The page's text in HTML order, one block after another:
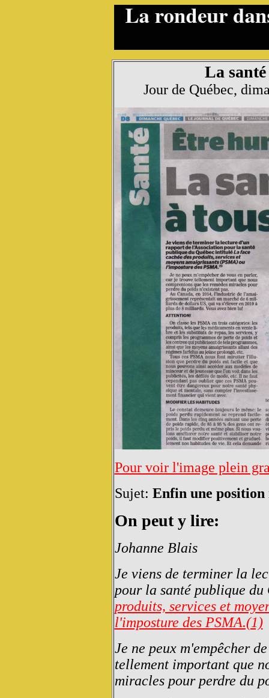
La
Jour de Québec,
Pour voir l'image plein
Sujet: Enfin une
On peut y lire:
Johanne Blais
Je viens de terminer la
pour la santé publique du
produits, services et
l'imposture des PSMA.(1)
Je ne peux m'empêcher
tellement important que
miracles pour perdre du